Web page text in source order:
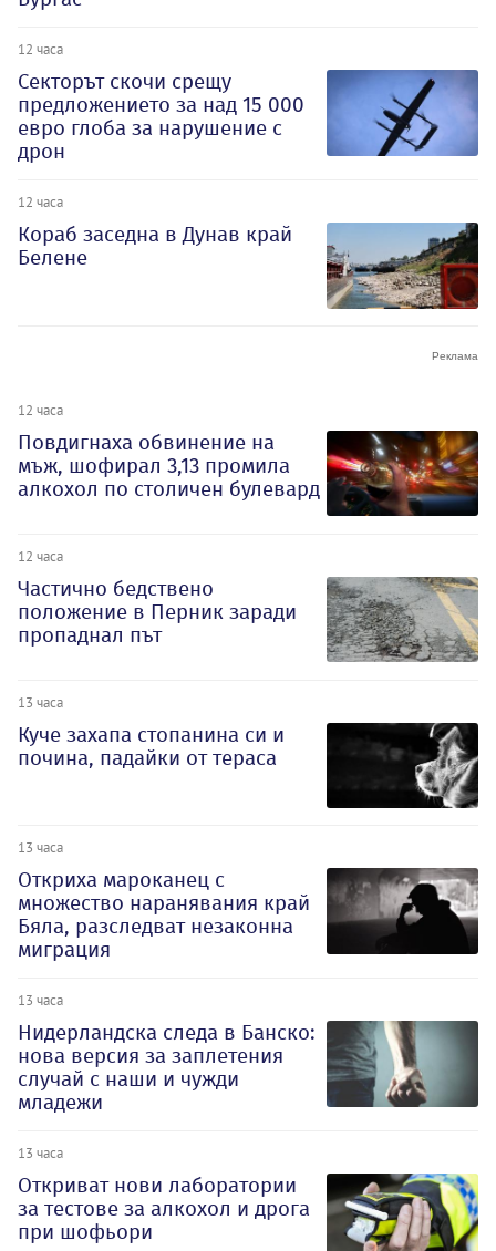
12 часа
Секторът скочи срещу
предложението за над 15 000
евро глоба за нарушение с
дрон
12 часа
Кораб заседна в Дунав край
Белене
12 часа
Повдигнаха обвинение на
мъж, шофирал 3,13 промила
алкохол по столичен булевард
12 часа
Частично бедствено
положение в Перник заради
пропаднал път
13 часа
Куче захапа стопанина си и
почина, падайки от тераса
13 часа
Откриха мароканец с
множество наранявания край
Бяла, разследват незаконна
миграция
13 часа
Нидерландска следа в Банско:
нова версия за заплетения
случай с наши и чужди
младежи
13 часа
Откриват нови лаборатории
за тестове за алкохол и дрога
при шофьори